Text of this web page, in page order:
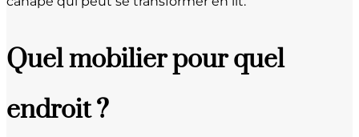
Quel mobilier pour quel
endroit ?